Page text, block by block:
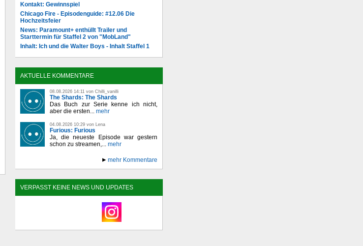
Kontakt: Gewinnspiel
Chicago Fire - Episodenguide: #12.06 Die
Hochzeitsfeier
News: Paramount+ enthüllt Trailer und
Starttermin für Staffel 2 von "MobLand"
Inhalt: Ich und die Walter Boys - Inhalt Staffel 1
AKTUELLE KOMMENTARE
08.08.2026 14:11 von Chilli_vanilli
The Shards: The Shards
Das Buch zur Serie kenne ich nicht,
aber die ersten...
mehr
04.08.2026 10:29 von Lena
Furious: Furious
Ja, die neueste Episode war gestern
schon zu streamen,...
mehr
mehr Kommentare
VERPASST KEINE NEWS UND UPDATES